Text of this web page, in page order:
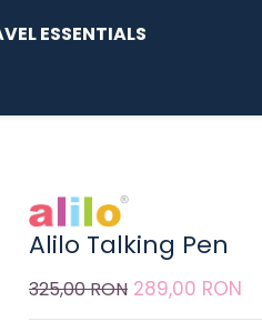
ESSENTIALS
Alilo Talking Pen
325,00 RON 289,00 RON